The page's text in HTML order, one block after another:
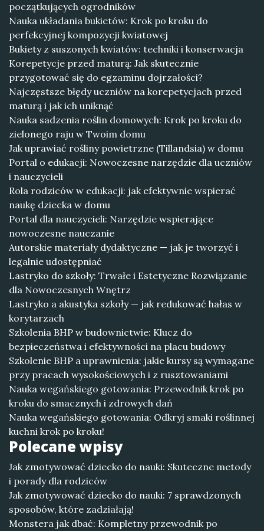
początkujących ogrodników
Nauka układania bukietów: Krok po kroku do
perfekcyjnej kompozycji kwiatowej
Bukiety z suszonych kwiatów: techniki i konserwacja
Korepetycje przed maturą: Jak skutecznie
przygotować się do egzaminu dojrzałości?
Najczęstsze błędy uczniów na korepetycjach przed
maturą i jak ich uniknąć
Nauka sadzenia roślin domowych: Krok po kroku do
zielonego raju w Twoim domu
Jak uprawiać rośliny powietrzne (Tillandsia) w domu
Portal o edukacji: Nowoczesne narzędzie dla uczniów
i nauczycieli
Rola rodziców w edukacji: jak efektywnie wspierać
naukę dziecka w domu
Portal dla nauczycieli: Narzędzie wspierające
nowoczesne nauczanie
Autorskie materiały dydaktyczne — jak je tworzyć i
legalnie udostępniać
Lastryko do szkoły: Trwałe i Estetyczne Rozwiązanie
dla Nowoczesnych Wnętrz
Lastryko a akustyka szkoły — jak redukować hałas w
korytarzach
Szkolenia BHP w budownictwie: Klucz do
bezpieczeństwa i efektywności na placu budowy
Szkolenie BHP a uprawnienia: jakie kursy są wymagane
przy pracach wysokościowych i z rusztowaniami
Nauka wegańskiego gotowania: Przewodnik krok po
kroku do smacznych i zdrowych dań
Nauka wegańskiego gotowania: Odkryj smaki roślinnej
kuchni krok po kroku!
Polecane wpisy
Jak zmotywować dziecko do nauki: Skuteczne metody
i porady dla rodziców
Jak zmotywować dziecko do nauki: 7 sprawdzonych
sposobów, które zadziałają!
Monstera jak dbać: Kompletny przewodnik po